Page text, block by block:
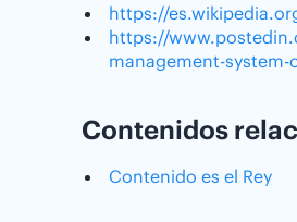
https://
https://
management-system-
Contenidos
Contenido es el Rey